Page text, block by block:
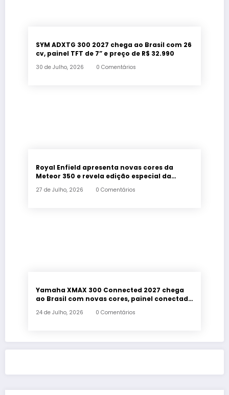
SYM ADXTG 300 2027 chega ao Brasil com 26
cv, painel TFT de 7” e preço de R$ 32.990
30 de Julho, 2026 0 Comentários
Royal Enfield apresenta novas cores da
Meteor 350 e revela edição especial da
27 de Julho, 2026 0 Comentários
Yamaha XMAX 300 Connected 2027 chega
ao Brasil com novas cores, painel conectado
24 de Julho, 2026 0 Comentários